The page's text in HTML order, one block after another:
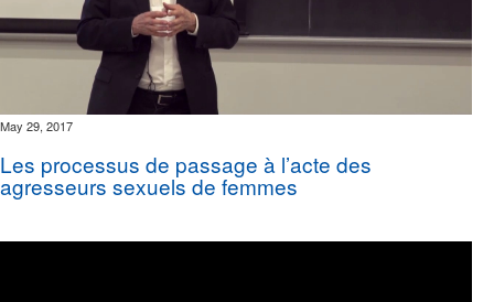
May 29, 2017
Les processus de passage à l’acte des
agresseurs sexuels de femmes